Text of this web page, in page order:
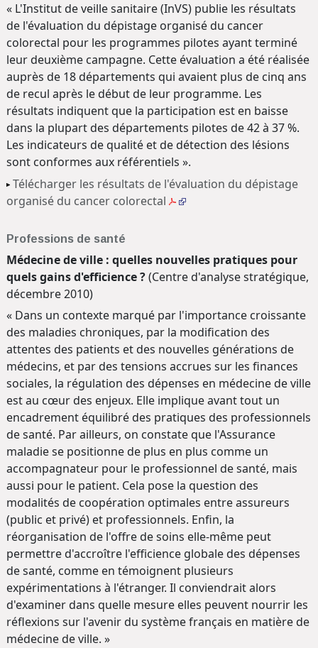
« L'Institut de veille sanitaire (InVS) publie les résultats
de l'évaluation du dépistage organisé du cancer
colorectal pour les programmes pilotes ayant terminé
leur deuxième campagne. Cette évaluation a été réalisée
auprès de 18 départements qui avaient plus de cinq ans
de recul après le début de leur programme. Les
résultats indiquent que la participation est en baisse
dans la plupart des départements pilotes de 42 à 37 %.
Les indicateurs de qualité et de détection des lésions
sont conformes aux référentiels ».
Télécharger les résultats de l'évaluation du dépistage
organisé du cancer colorectal
Professions de santé
Médecine de ville : quelles nouvelles pratiques pour
quels gains d'efficience ?(Centre d'analyse stratégique,
décembre 2010)
« Dans un contexte marqué par l'importance croissante
des maladies chroniques, par la modification des
attentes des patients et des nouvelles générations de
médecins, et par des tensions accrues sur les finances
sociales, la régulation des dépenses en médecine de ville
est au cœur des enjeux. Elle implique avant tout un
encadrement équilibré des pratiques des professionnels
de santé. Par ailleurs, on constate que l'Assurance
maladie se positionne de plus en plus comme un
accompagnateur pour le professionnel de santé, mais
aussi pour le patient. Cela pose la question des
modalités de coopération optimales entre assureurs
(public et privé) et professionnels. Enfin, la
réorganisation de l'offre de soins elle-même peut
permettre d'accroître l'efficience globale des dépenses
de santé, comme en témoignent plusieurs
expérimentations à l'étranger. Il conviendrait alors
d'examiner dans quelle mesure elles peuvent nourrir les
réflexions sur l'avenir du système français en matière de
médecine de ville. »